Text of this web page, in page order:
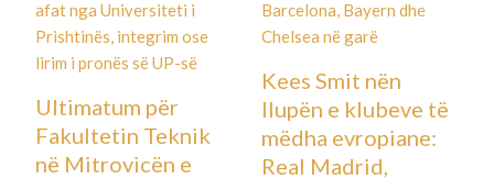
Ultimatum për
Fakultetin Teknik
në Mitrovicën e
Kees Smit nën
llupën e klubeve të
mëdha evropiane:
Real Madrid,